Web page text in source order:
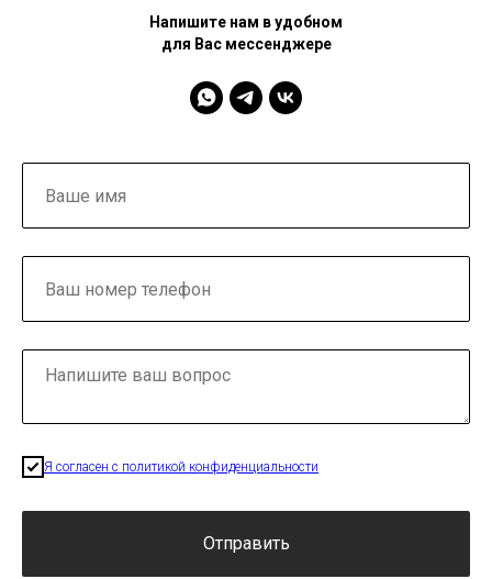
Напишите нам в удобном
для Вас мессенджере
Я согласен с политикой конфиденциальности
Отправить